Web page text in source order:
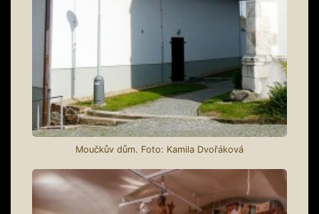
Moučkův dům. Foto: Kamila Dvořáková